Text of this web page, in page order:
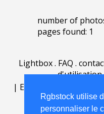
Rgbstock utilise
personnaliser le
number of
pages found: 1
Lightbox. FAQ .
d'utilisation
| English